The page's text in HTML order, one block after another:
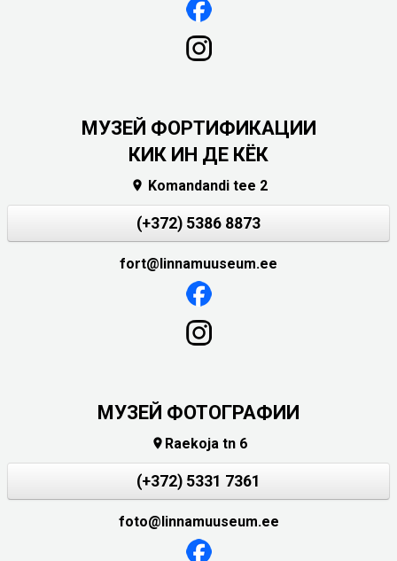
МУЗЕЙ ФОРТИФИКАЦИИ
КИК ИН ДЕ КЁК
 Komandandi tee 2
(+372) 5386 8873
fort@linnamuuseum.ee
МУЗЕЙ ФОТОГРАФИИ
 Raekoja tn 6
(+372) 5331 7361
foto@linnamuuseum.ee